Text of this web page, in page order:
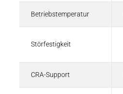
Betriebstemperatur
Störfestigkeit
CRA-Support